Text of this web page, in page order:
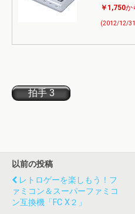
￥1,750か
(2012/12/
以前の投稿
レトロゲーを楽しもう！フ
ァミコン＆スーパーファミコ
ン互換機「FC X２」